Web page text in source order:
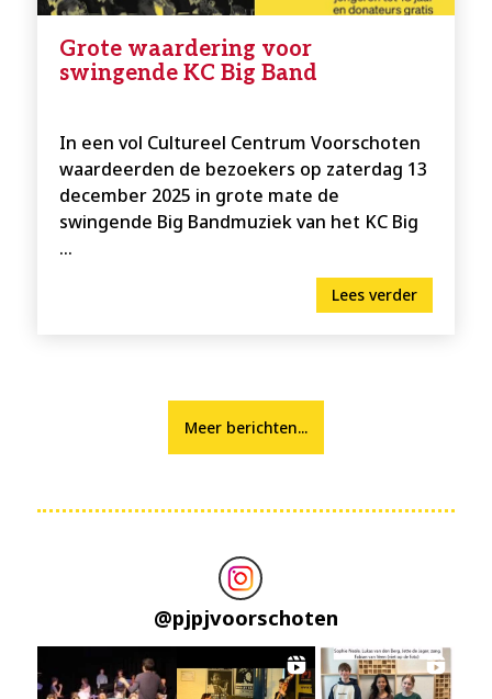
Grote waardering voor
swingende KC Big Band
In een vol Cultureel Centrum Voorschoten
waardeerden de bezoekers op zaterdag 13
december 2025 in grote mate de
swingende Big Bandmuziek van het KC Big
...
Lees verder
Meer berichten...
@pjpjvoorschoten